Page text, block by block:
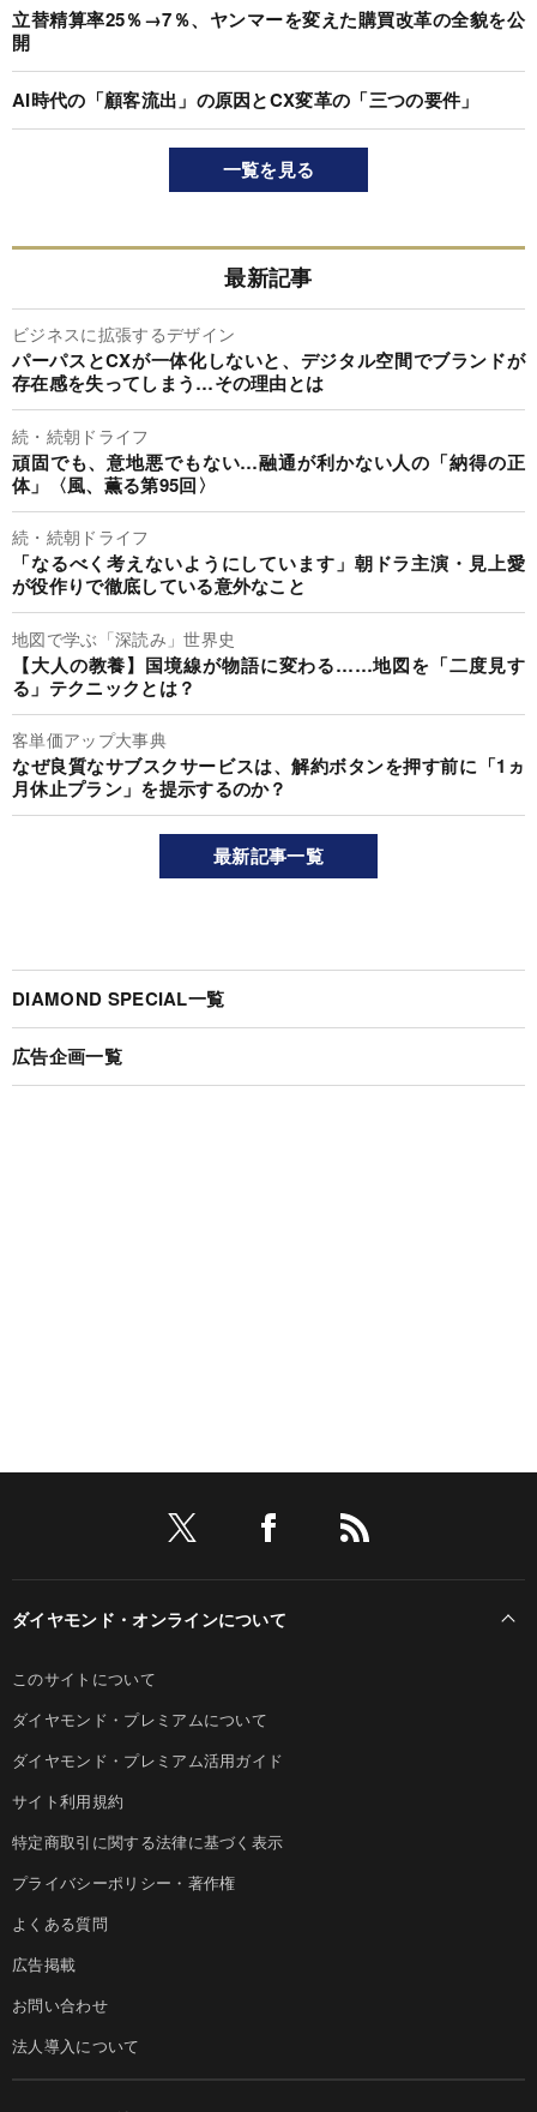
立替精算率25％→7％、ヤンマーを変えた購買改革の全貌を公
開
AI時代の「顧客流出」の原因とCX変革の「三つの要件」
一覧を見る
最新記事
ビジネスに拡張するデザイン
パーパスとCXが一体化しないと、デジタル空間でブランドが
存在感を失ってしまう…その理由とは
続・続朝ドライフ
頑固でも、意地悪でもない…融通が利かない人の「納得の正
体」〈風、薫る第95回〉
続・続朝ドライフ
「なるべく考えないようにしています」朝ドラ主演・見上愛
が役作りで徹底している意外なこと
地図で学ぶ「深読み」世界史
【大人の教養】国境線が物語に変わる……地図を「二度見す
る」テクニックとは？
客単価アップ大事典
なぜ良質なサブスクサービスは、解約ボタンを押す前に「1ヵ
月休止プラン」を提示するのか？
最新記事一覧
DIAMOND SPECIAL一覧
広告企画一覧
ダイヤモンド・オンラインについて
このサイトについて
ダイヤモンド・プレミアムについて
ダイヤモンド・プレミアム活用ガイド
サイト利用規約
特定商取引に関する法律に基づく表示
プライバシーポリシー・著作権
よくある質問
広告掲載
お問い合わせ
法人導入について